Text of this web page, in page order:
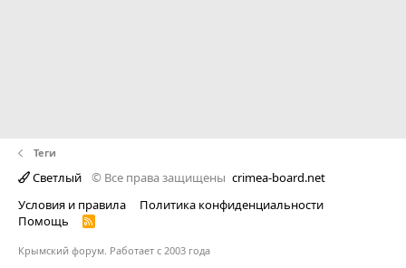
Теги
Светлый © Все права защищены crimea-board.net
Условия и правила
Политика конфиденциальности
Помощь
R
Крымский форум. Работает с 2003 года